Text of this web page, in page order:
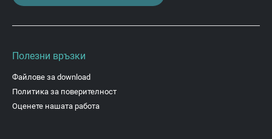
Полезни връзки
Файлове за download
Политика за поверителност
Оценете нашата работа